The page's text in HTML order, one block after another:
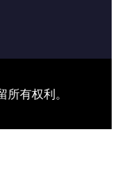
有权利。